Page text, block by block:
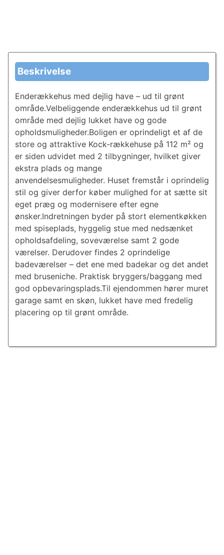
Beskrivelse
Enderækkehus med dejlig have – ud til grønt
område.Velbeliggende enderækkehus ud til grønt
område med dejlig lukket have og gode
opholdsmuligheder.Boligen er oprindeligt et af de
store og attraktive Kock-rækkehuse på 112 m² og
er siden udvidet med 2 tilbygninger, hvilket giver
ekstra plads og mange
anvendelsesmuligheder. Huset fremstår i oprindelig
stil og giver derfor køber mulighed for at sætte sit
eget præg og modernisere efter egne
ønsker.Indretningen byder på stort elementkøkken
med spiseplads, hyggelig stue med nedsænket
opholdsafdeling, soveværelse samt 2 gode
værelser. Derudover findes 2 oprindelige
badeværelser – det ene med badekar og det andet
med bruseniche. Praktisk bryggers/baggang med
god opbevaringsplads.Til ejendommen hører muret
garage samt en skøn, lukket have med fredelig
placering op til grønt område.